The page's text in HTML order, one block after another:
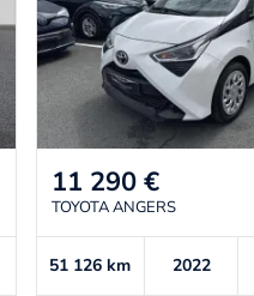
11 290 €
TOYOTA ANGERS
51 126km 2022